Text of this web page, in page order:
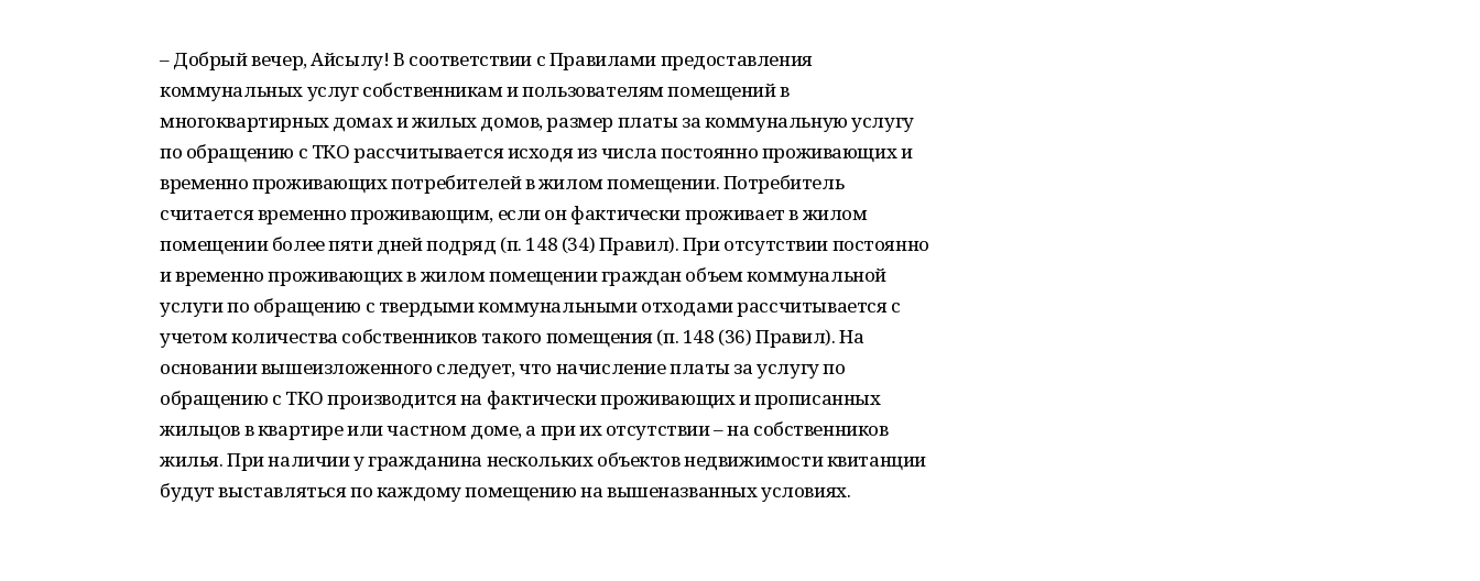
– Добрый вечер, Айсылу! В соответствии с Правилами предоставления
коммунальных услуг собственникам и пользователям помещений в
многоквартирных домах и жилых домов, размер платы за коммунальную услугу
по обращению с ТКО рассчитывается исходя из числа постоянно проживающих и
временно проживающих потребителей в жилом помещении. Потребитель
считается временно проживающим, если он фактически проживает в жилом
помещении более пяти дней подряд (п. 148 (34) Правил). При отсутствии постоянно
и временно проживающих в жилом помещении граждан объем коммунальной
услуги по обращению с твердыми коммунальными отходами рассчитывается с
учетом количества собственников такого помещения (п. 148 (36) Правил). На
основании вышеизложенного следует, что начисление платы за услугу по
обращению с ТКО производится на фактически проживающих и прописанных
жильцов в квартире или частном доме, а при их отсутствии – на собственников
жилья. При наличии у гражданина нескольких объектов недвижимости квитанции
будут выставляться по каждому помещению на вышеназванных условиях.